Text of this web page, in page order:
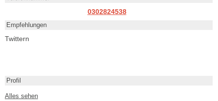
0302824538
Empfehlungen
Twittern
Profil
Alles sehen